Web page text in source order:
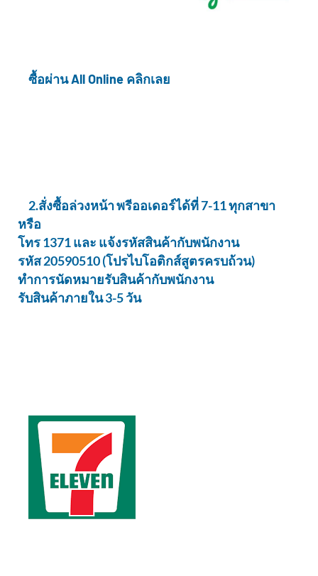
ซื้อผ่าน All Online คลิกเลย
2.สั่งซื้อล่วงหน้า พรีออเดอร์ได้ที่ 7-11 ทุกสาขา
หรือ
โทร 1371และ แจ้งรหัสสินค้ากับพนักงาน
รหัส 20590510 (โปรไบโอติกส์สูตรครบถ้วน)
ทำการนัดหมายรับสินค้ากับพนักงาน
รับสินค้าภายใน 3-5 วัน